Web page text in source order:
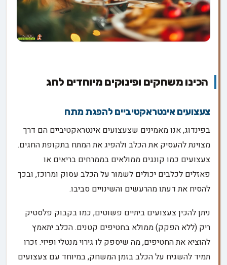
הכינו משחקים ופינוקים מיוחדים לחג
צעצועים אינטראקטיביים להפגת מתח
בפינדוג, אנו מאמינים שצעצועים אינטראקטיביים הם דרך
מצוינת להעסיק את הכלב ולהפיג את המתח בתקופת החגים.
צעצועים כמו קונגים ממולאים בממרחים בריאים או
פאזלים לכלבים יכולים לשמור על הכלב עסוק ומרוכז, ובכך
להסיח את דעתו מהרעשים והשינויים סביבו.
ניתן להכין צעצועים ביתיים פשוטים, כמו בקבוק פלסטיק
ריק (ללא הפקק) ממולא בחטיפים קטנים. הכלב יתאמץ
להוציא את החטיפים, מה שיספק לו גירוי מנטלי ופיזי. זכרו
תמיד להשגיח על הכלב בזמן המשחק, במיוחד עם צעצועים